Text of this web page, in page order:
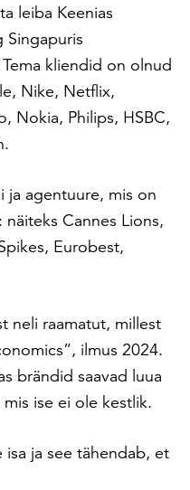
leiba Keenias
Singapuris
kliendid on olnud
Nike, Netflix,
Nokia, Philips, HSBC,
ja agentuure, mis on
Cannes Lions,
Eurobest,
neli raamatut, millest
ilmus 2024.
brändid saavad luua
ise ei ole kestlik.
ja see tähendab, et